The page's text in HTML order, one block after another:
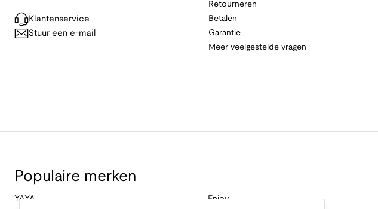
Klantenservice
Stuur een e-mail
Retourneren
Betalen
Garantie
Meer veelgestelde vragen
Populaire merken
YAYA Enjoy